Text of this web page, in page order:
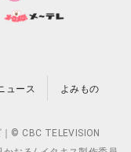
ュース よみもの
© CBC TELEVISION